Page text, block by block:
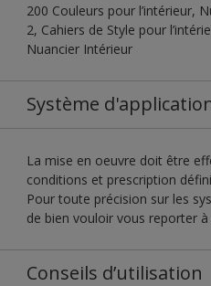
200 Couleurs pour l’intérieur,
2, Cahiers de Style pour
Nuancier Intérieur
Système
La mise en oeuvre doit être
conditions et prescription
Pour toute précision sur les
de bien vouloir vous reporter
Conseils d’utilisation